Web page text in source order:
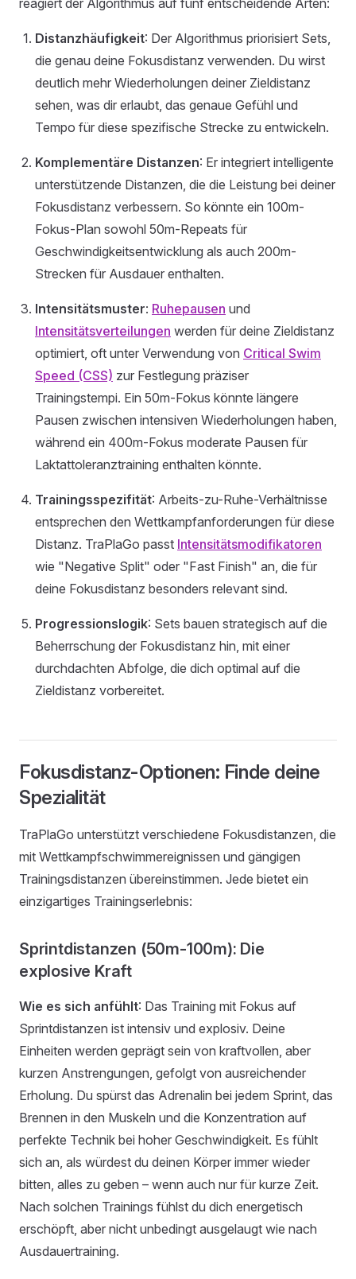
reagiert der Algorithmus auf fünf entscheidende Arten:
Distanzhäufigkeit: Der Algorithmus priorisiert Sets,
die genau deine Fokusdistanz verwenden. Du wirst
deutlich mehr Wiederholungen deiner Zieldistanz
sehen, was dir erlaubt, das genaue Gefühl und
Tempo für diese spezifische Strecke zu entwickeln.
Komplementäre Distanzen: Er integriert intelligente
unterstützende Distanzen, die die Leistung bei deiner
Fokusdistanz verbessern. So könnte ein 100m-
Fokus-Plan sowohl 50m-Repeats für
Geschwindigkeitsentwicklung als auch 200m-
Strecken für Ausdauer enthalten.
Intensitätsmuster: Ruhepausen und
Intensitätsverteilungen werden für deine Zieldistanz
optimiert, oft unter Verwendung von Critical Swim
Speed (CSS) zur Festlegung präziser
Trainingstempi. Ein 50m-Fokus könnte längere
Pausen zwischen intensiven Wiederholungen haben,
während ein 400m-Fokus moderate Pausen für
Laktattoleranztraining enthalten könnte.
Trainingsspezifität: Arbeits-zu-Ruhe-Verhältnisse
entsprechen den Wettkampfanforderungen für diese
Distanz. TraPlaGo passt Intensitätsmodifikatoren
wie "Negative Split" oder "Fast Finish" an, die für
deine Fokusdistanz besonders relevant sind.
Progressionslogik: Sets bauen strategisch auf die
Beherrschung der Fokusdistanz hin, mit einer
durchdachten Abfolge, die dich optimal auf die
Zieldistanz vorbereitet.
Fokusdistanz-Optionen: Finde deine
Spezialität
TraPlaGo unterstützt verschiedene Fokusdistanzen, die
mit Wettkampfschwimmereignissen und gängigen
Trainingsdistanzen übereinstimmen. Jede bietet ein
einzigartiges Trainingserlebnis:
Sprintdistanzen (50m-100m): Die
explosive Kraft
Wie es sich anfühlt: Das Training mit Fokus auf
Sprintdistanzen ist intensiv und explosiv. Deine
Einheiten werden geprägt sein von kraftvollen, aber
kurzen Anstrengungen, gefolgt von ausreichender
Erholung. Du spürst das Adrenalin bei jedem Sprint, das
Brennen in den Muskeln und die Konzentration auf
perfekte Technik bei hoher Geschwindigkeit. Es fühlt
sich an, als würdest du deinen Körper immer wieder
bitten, alles zu geben – wenn auch nur für kurze Zeit.
Nach solchen Trainings fühlst du dich energetisch
erschöpft, aber nicht unbedingt ausgelaugt wie nach
Ausdauertraining.